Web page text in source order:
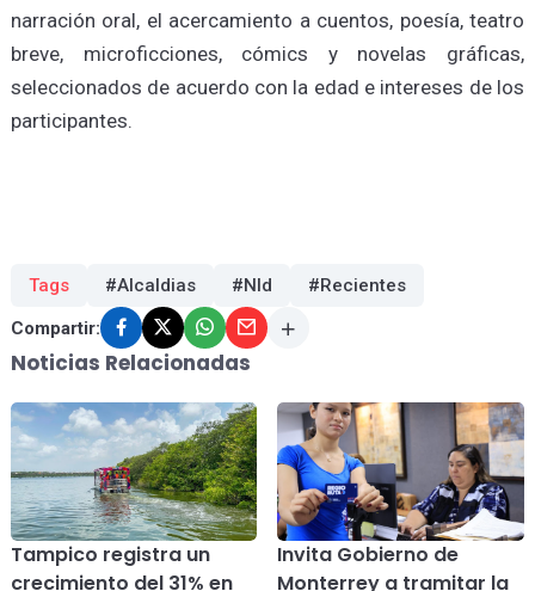
narración oral, el acercamiento a cuentos, poesía, teatro
breve, microficciones, cómics y novelas gráficas,
seleccionados de acuerdo con la edad e intereses de los
participantes.
Tags #Alcaldias #Nld #Recientes
Compartir:
Noticias Relacionadas
Tampico registra un
crecimiento del 31% en
Invita Gobierno de
Monterrey a tramitar la